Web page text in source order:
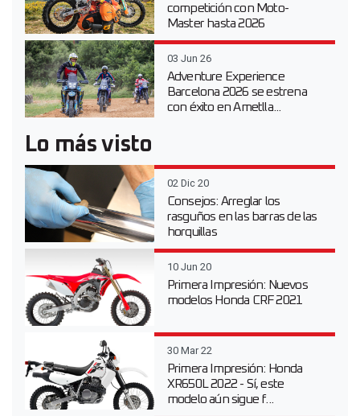
competición con Moto-
Master hasta 2026
03 Jun 26
Adventure Experience
Barcelona 2026 se estrena
con éxito en Ametlla...
Lo más visto
02 Dic 20
Consejos: Arreglar los
rasguños en las barras de las
horquillas
10 Jun 20
Primera Impresión: Nuevos
modelos Honda CRF 2021
30 Mar 22
Primera Impresión: Honda
XR650L 2022 - Sí, este
modelo aún sigue f...